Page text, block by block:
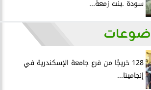
سودة .بنت زمعة...
128 خريجًا من فرع جامعة الإسكندرية في
إنجامينا...